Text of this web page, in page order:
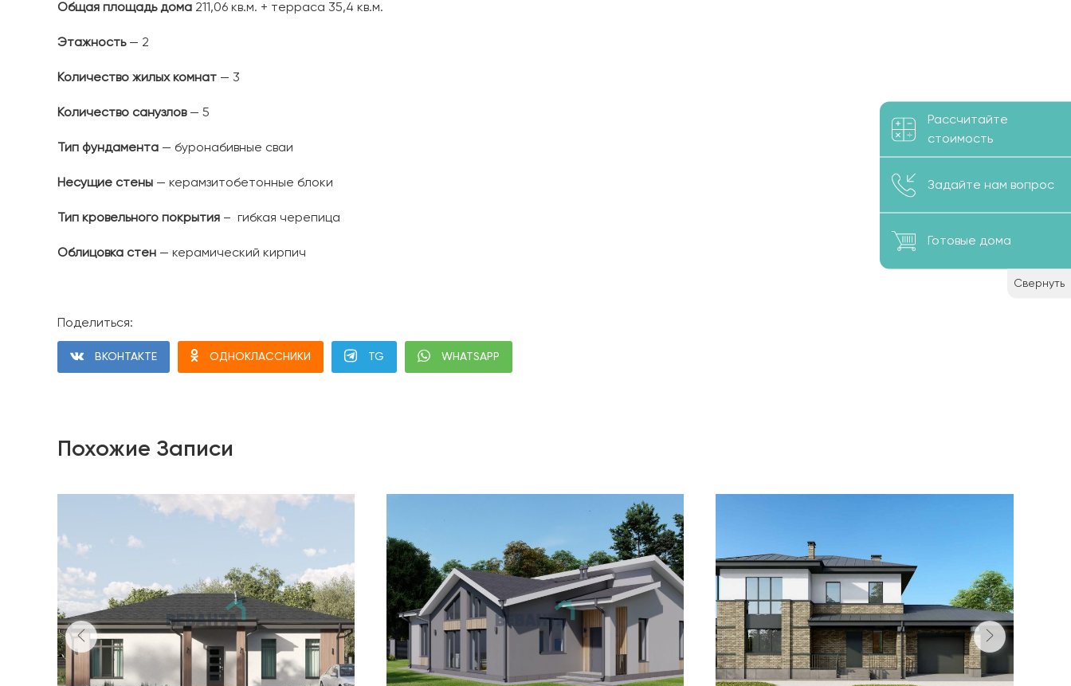
Общая площадь дома 211,06 кв.м. + терраса 35,4 кв.м.
Этажность— 2
Количество жилых комнат — 3
Количество санузлов— 5
Тип фундамента — буронабивные сваи
Несущие стены — керамзитобетонные блоки
Тип кровельного покрытия – гибкая черепица
Облицовка стен — керамический кирпич
Поделиться:
ВКОНТАКТЕ ОДНОКЛАССНИКИ TG WHATSAPP
Похожие Записи
Рассчитайте
стоимость
Задайте нам вопрос
Готовые дома
Свернуть